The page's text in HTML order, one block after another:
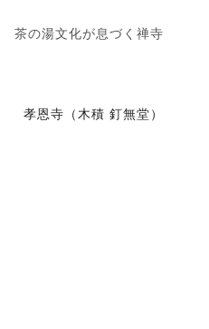
茶の湯文化が息づく禅寺
孝恩寺（木積 釘無堂）